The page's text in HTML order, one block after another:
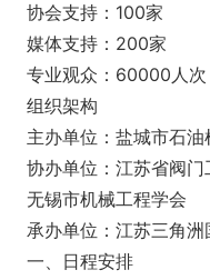
协会支持：100家
媒体支持：200家
专业观众：60000人次
组织架构
主办单位：盐城市石
协办单位：江苏省阀门
无锡市机械工程学会
承办单位：江苏三角
一、日程安排